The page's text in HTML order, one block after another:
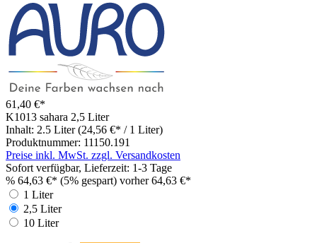
61,40 €*
K1013 sahara 2,5 Liter
Inhalt: 2.5 Liter (24,56 €* / 1 Liter)
Produktnummer: 11150.191
Preise inkl. MwSt. zzgl. Versandkosten
Sofort verfügbar, Lieferzeit: 1-3 Tage
% 64,63 €* (5% gespart) vorher 64,63 €*
1 Liter
2,5 Liter
10 Liter